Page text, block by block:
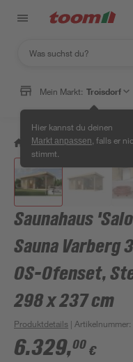
Mein Markt: Troisdorf
Hier kannst du deinen
Markt anpassen , falls er
stimmt.
/ Bad & Sanitär /
Saunahaus
Sauna Varberg
OS-Ofenset,
298 x 237 cm
Produktdetails | Artikelnummer:
6.329,00 €